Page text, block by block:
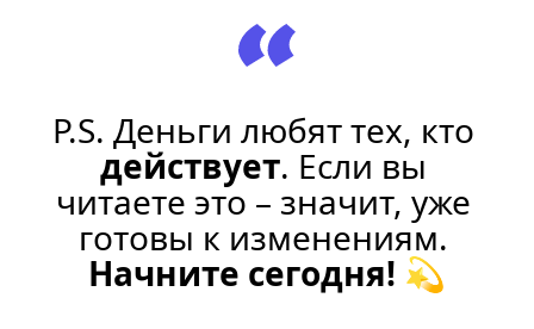
действует. Если вы
читаете это – значит, уже
Начните сегодня! 💫